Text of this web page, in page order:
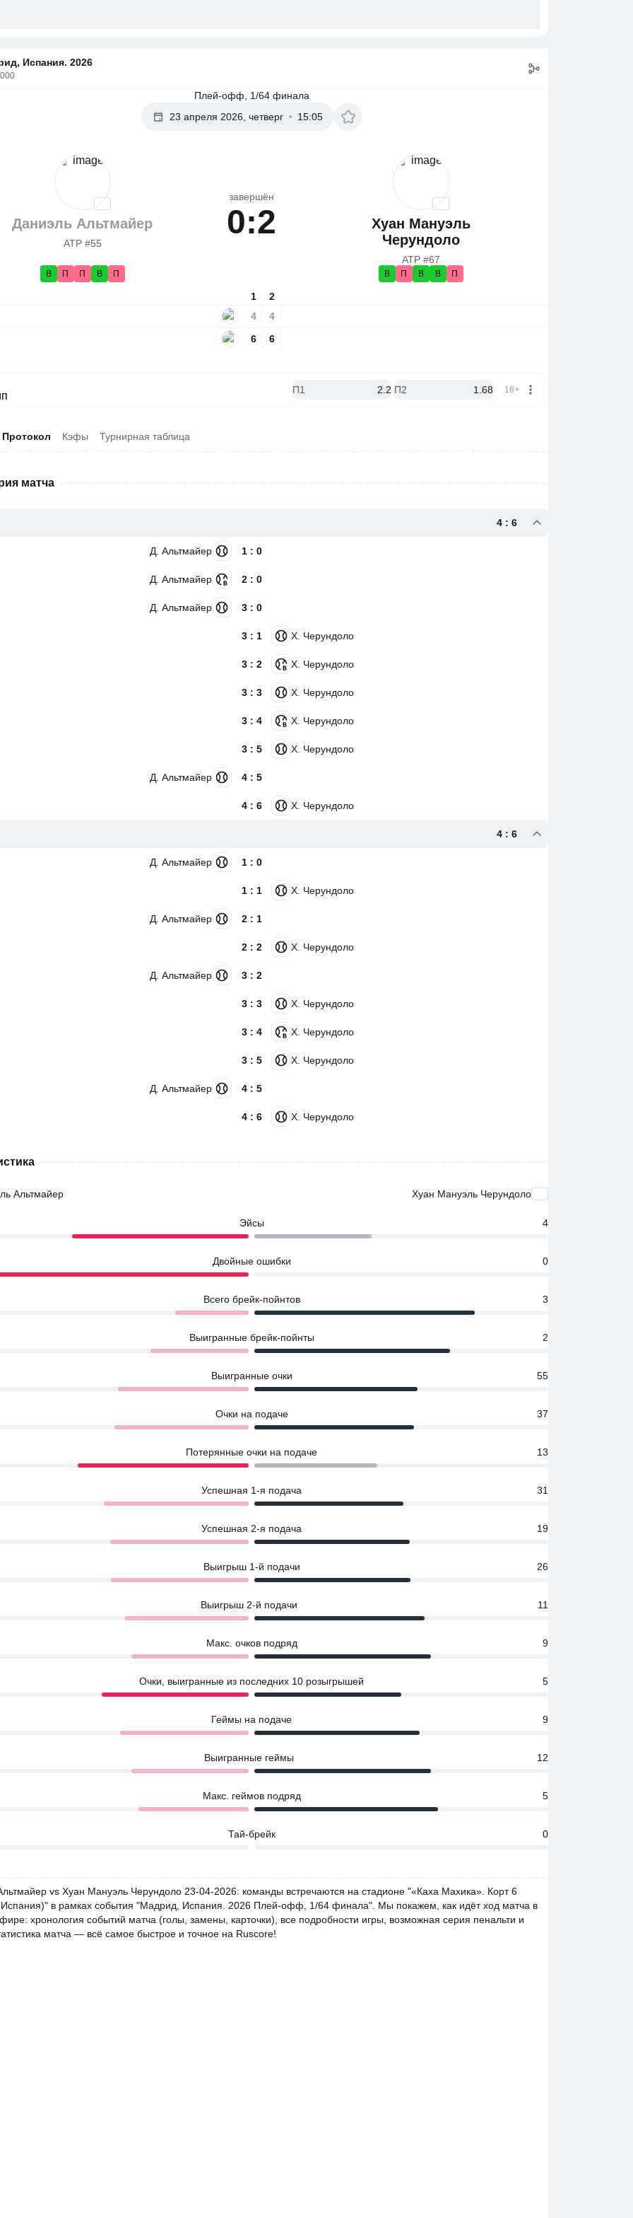
Испания. 2026
Плей-офф, 1/64 финала
23 апреля 2026, четверг
15:05
Даниэль Альтмайер
ATP #55
В П П В П
завершён
0:2
Хуан Мануэль
Черундоло
ATP #67
В П В В П
1
4
6
2
4
6
П1 2.2 П2 1.68 18+
Протокол Кэфы Турнирная таблица
матча
4 : 6
Д. Альтмайер 1 : 0
Д. Альтмайер 2 : 0
Д. Альтмайер 3 : 0
Х. Черундоло
3 : 1
Х. Черундоло
3 : 2
Х. Черундоло
3 : 3
Х. Черундоло
3 : 4
Х. Черундоло
3 : 5
Д. Альтмайер 4 : 5
Х. Черундоло
4 : 6
4 : 6
Д. Альтмайер 1 : 0
Х. Черундоло
1 : 1
Д. Альтмайер 2 : 1
Х. Черундоло
2 : 2
Д. Альтмайер 3 : 2
Х. Черундоло
3 : 3
Х. Черундоло
3 : 4
Х. Черундоло
3 : 5
Д. Альтмайер 4 : 5
Х. Черундоло
4 : 6
Альтмайер Хуан Мануэль Черундоло
Эйсы 4
Двойные ошибки 0
Всего брейк-пойнтов 3
Выигранные брейк-пойнты 2
Выигранные очки 55
Очки на подаче 37
Потерянные очки на подаче 13
Успешная 1-я подача 31
Успешная 2-я подача 19
Выигрыш 1-й подачи 26
Выигрыш 2-й подачи 11
Макс. очков подряд 9
Очки, выигранные из последних 10 розыгрышей 5
Геймы на подаче 9
Выигранные геймы 12
Макс. геймов подряд 5
Тай-брейк 0
vs Хуан Мануэль Черундоло 23-04-2026: команды встречаются на стадионе "«Каха Махика». Корт 6
в рамках события "Мадрид, Испания. 2026 Плей-офф, 1/64 финала". Мы покажем, как идёт ход матча в
хронология событий матча (голы, замены, карточки), все подробности игры, возможная серия пенальти и
матча — всё самое быстрое и точное на Ruscore!